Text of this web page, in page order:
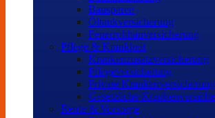
Bausparen
Öltankversicherung
Feuerrohbauversicherung
Pflege & Krankheit
Krankenzusatzversicherung
Pflegeversicherung
Private Krankenversicherung
Gesetzliche
Rente & Vorsorge